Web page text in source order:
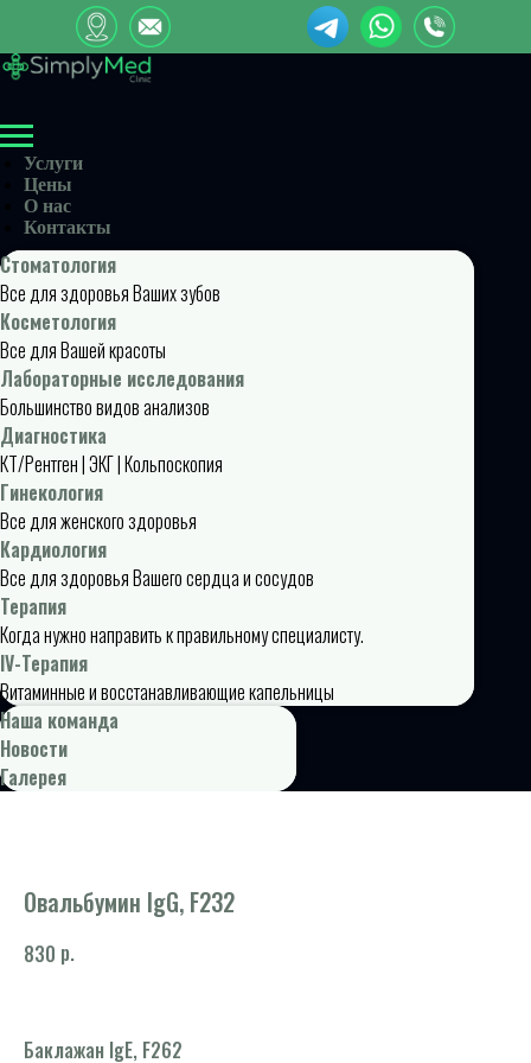
Услуги
Цены
О нас
Контакты
Стоматология
Все для здоровья Ваших зубов
Косметология
Все для Вашей красоты
Лабораторные исследования
Большинство видов анализов
Диагностика
КТ/Рентген | ЭКГ | Кольпоскопия
Гинекология
Все для женского здоровья
Кардиология
Все для здоровья Вашего сердца и сосудов
Терапия
Когда нужно направить к правильному специалисту.
IV-Терапия
Витаминные и восстанавливающие капельницы
Наша команда
Новости
Галерея
Овальбумин IgG, F232
830 р.
Баклажан IgE, F262